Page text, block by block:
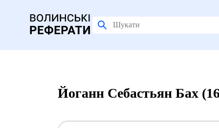
Йоганн Себастьян Бах